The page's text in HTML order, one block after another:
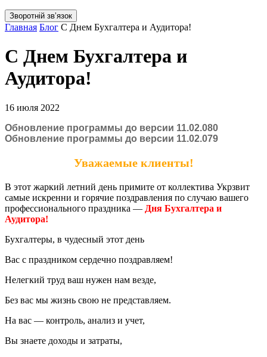
Зворотній звʼязок
Главная Блог С Днем Бухгалтера и Аудитора!
С Днем Бухгалтера и
Аудитора!
16 июля 2022
Обновление программы до версии 11.02.080
Обновление программы до версии 11.02.079
Уважаемые клиенты!
В этот жаркий летний день примите от коллектива Укрзвит
самые искренни и горячие поздравления по случаю вашего
профессионального праздника — Дня Бухгалтера и
Аудитора!
Бухгалтеры, в чудесный этот день
Вас с праздником сердечно поздравляем!
Нелегкий труд ваш нужен нам везде,
Без вас мы жизнь свою не представляем.
На вас — контроль, анализ и учет,
Вы знаете доходы и затраты,